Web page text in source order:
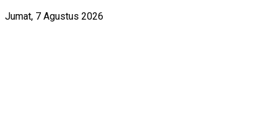
Jumat, 7 Agustus 2026